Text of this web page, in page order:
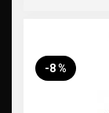
-8 %